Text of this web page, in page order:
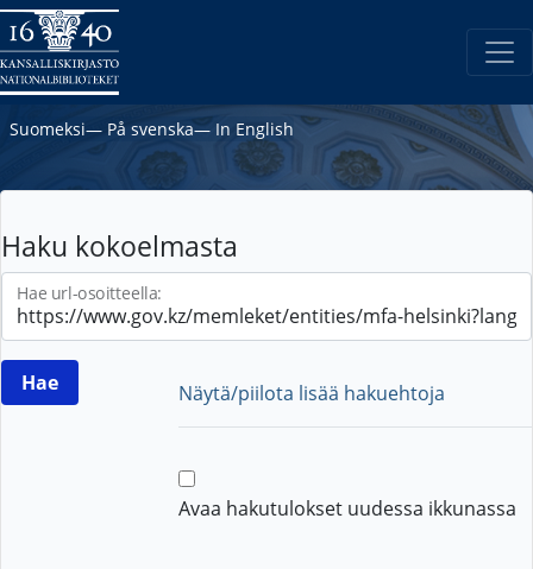
Suomeksi― På svenska― In English
Haku kokoelmasta
Hae url-osoitteella:
Näytä/piilota lisää hakuehtoja
Avaa hakutulokset uudessa ikkunassa